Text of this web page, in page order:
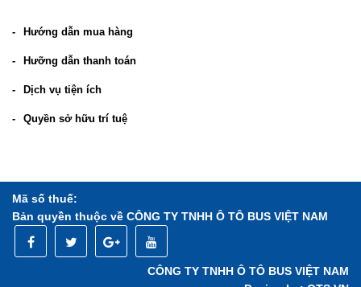
Hướng dẫn mua hàng
Hưỡng dẫn thanh toán
Dịch vụ tiện ích
Quyền sở hữu trí tuệ
Mã số thuế:
Bản quyền thuộc về CÔNG TY TNHH Ô TÔ BUS VIỆT NAM
CÔNG TY TNHH Ô TÔ BUS VIỆT NAM